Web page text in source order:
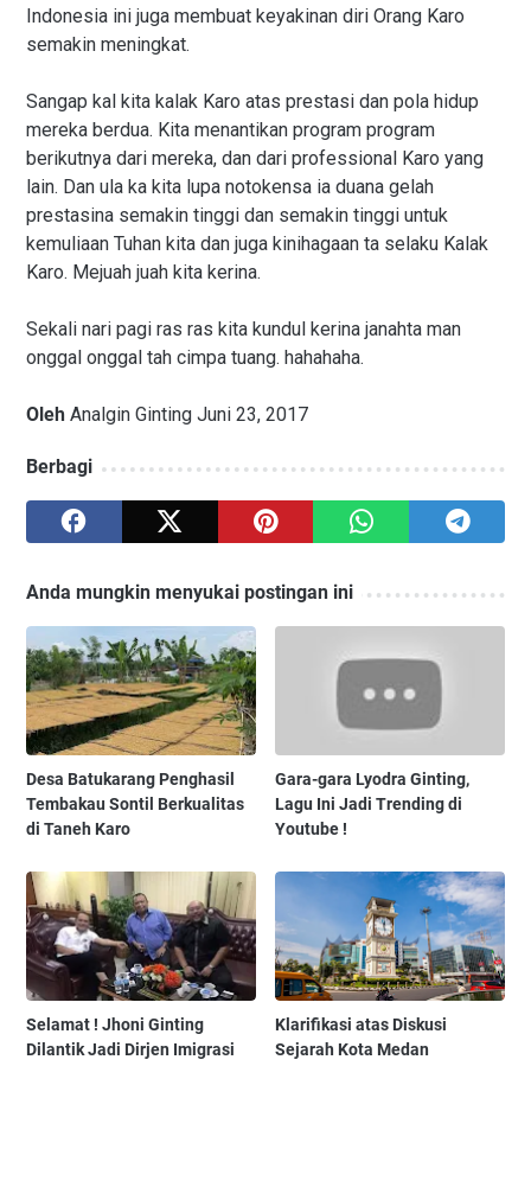
Indonesia ini juga membuat keyakinan diri Orang Karo
semakin meningkat.
Sangap kal kita kalak Karo atas prestasi dan pola hidup
mereka berdua. Kita menantikan program program
berikutnya dari mereka, dan dari professional Karo yang
lain. Dan ula ka kita lupa notokensa ia duana gelah
prestasina semakin tinggi dan semakin tinggi untuk
kemuliaan Tuhan kita dan juga kinihagaan ta selaku Kalak
Karo. Mejuah juah kita kerina.
Sekali nari pagi ras ras kita kundul kerina janahta man
onggal onggal tah cimpa tuang. hahahaha.
Oleh Analgin Ginting Juni 23, 2017
Berbagi
Anda mungkin menyukai postingan ini
Desa Batukarang Penghasil
Tembakau Sontil Berkualitas
di Taneh Karo
Gara-gara Lyodra Ginting,
Lagu Ini Jadi Trending di
Youtube !
Selamat ! Jhoni Ginting
Dilantik Jadi Dirjen Imigrasi
Klarifikasi atas Diskusi
Sejarah Kota Medan